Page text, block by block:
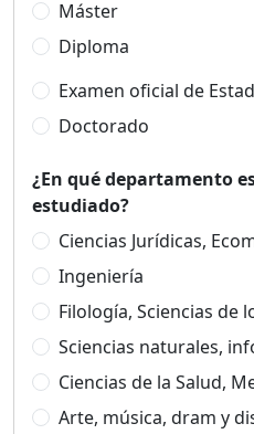
Máster
Diploma
Examen oficial de
Doctorado
¿En qué departamento
estudiado?
Ciencias Jurídicas,
Ingeniería
Filología, Sciencias de
Sciencias naturales,
Ciencias de la Salud,
Arte, música, dram y